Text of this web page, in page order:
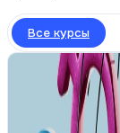
Все курсы